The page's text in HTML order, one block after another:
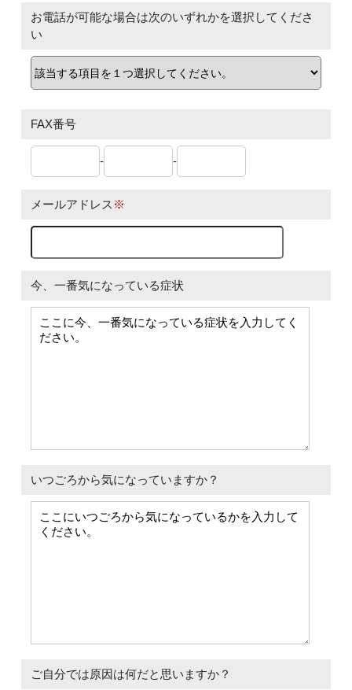
お電話が可能な場合は次のいずれかを選択してくださ
い
FAX番号
- -
メールアドレス ※
今、一番気になっている症状
いつごろから気になっていますか？
ご自分では原因は何だと思いますか？